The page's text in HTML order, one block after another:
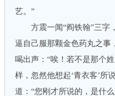
艺。”
方震一闻“阎铁翰”三字
逼自己服那颗金色药丸之事
喝出声：“唉！若不是那个
样，忽然他想起‘青衣客’所
道：“您刚才所说的，是什